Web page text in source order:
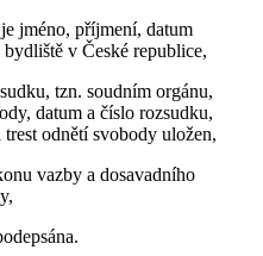
jméno, příjmení, datum
v České republice,
tzn. soudním orgánu,
datum a číslo rozsudku,
odnětí svobody uložen,
vazby a dosavadního